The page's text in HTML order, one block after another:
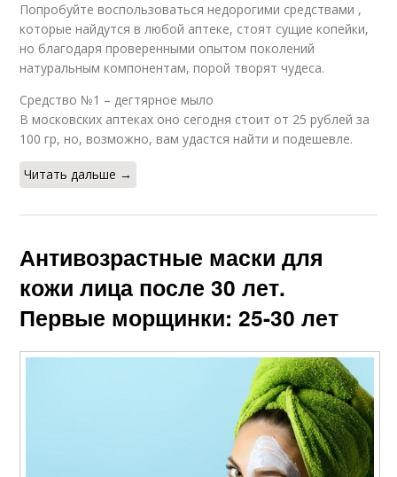
Попробуйте воспользоваться недорогими средствами ,
которые найдутся в любой аптеке, стоят сущие копейки,
но благодаря проверенными опытом поколений
натуральным компонентам, порой творят чудеса.
Средство №1 – дегтярное мыло
В московских аптеках оно сегодня стоит от 25 рублей за
100 гр, но, возможно, вам удастся найти и подешевле.
Читать дальше →
Антивозрастные маски для
кожи лица после 30 лет.
Первые морщинки: 25-30 лет